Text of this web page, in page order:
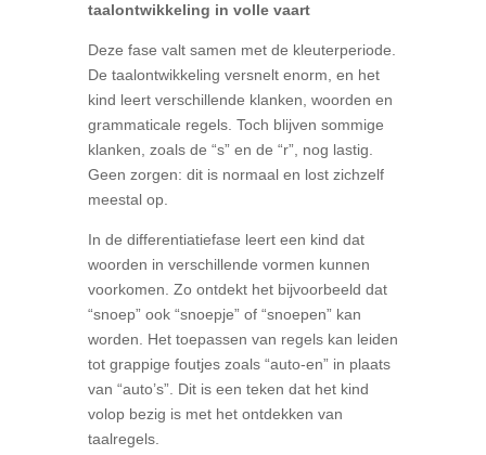
taalontwikkeling in volle vaart
Deze fase valt samen met de kleuterperiode.
De taalontwikkeling versnelt enorm, en het
kind leert verschillende klanken, woorden en
grammaticale regels. Toch blijven sommige
klanken, zoals de “s” en de “r”, nog lastig.
Geen zorgen: dit is normaal en lost zichzelf
meestal op.
In de differentiatiefase leert een kind dat
woorden in verschillende vormen kunnen
voorkomen. Zo ontdekt het bijvoorbeeld dat
“snoep” ook “snoepje” of “snoepen” kan
worden. Het toepassen van regels kan leiden
tot grappige foutjes zoals “auto-en” in plaats
van “auto’s”. Dit is een teken dat het kind
volop bezig is met het ontdekken van
taalregels.